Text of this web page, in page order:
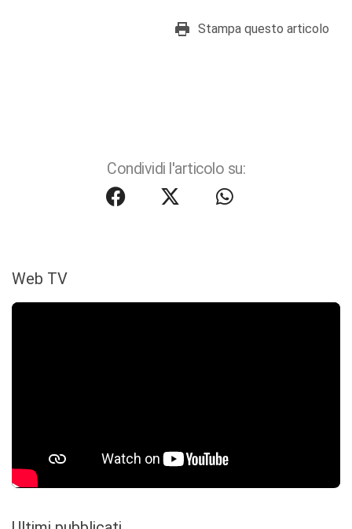
Stampa questo articolo
Condividi l'articolo su:
Web TV